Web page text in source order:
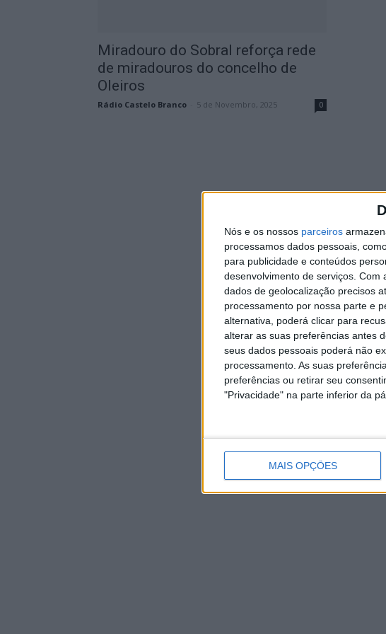
Nós e os nossos parceiros
processamos dados pessoais,
para publicidade e conteúdos
desenvolvimento de serviços. Com
dados de geolocalização precisos
processamento por nossa parte e
alternativa, poderá clicar para
alterar as suas preferências antes
seus dados pessoais poderá não
processamento. As suas
preferências ou retirar seu
"Privacidade" na parte inferior da
MAIS OPÇÕES
Miradouro do Sobral reforça rede
de miradouros do concelho de
Oleiros
Rádio Castelo Branco 5 de Novembro, 2025 0